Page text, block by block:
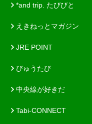
*and trip. たびびと
えきねっとマガジン
JRE POINT
びゅうたび
中央線が好きだ
Tabi-CONNECT